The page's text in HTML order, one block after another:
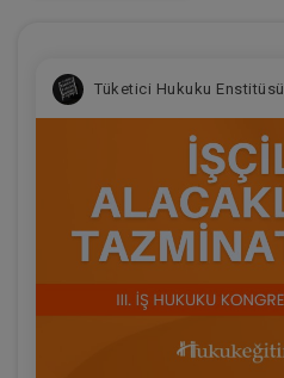
Tüketici Hukuku Enstitüsü